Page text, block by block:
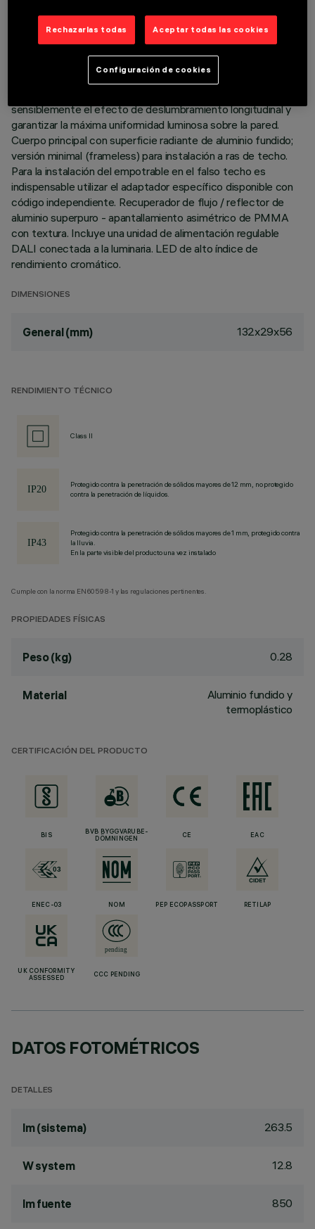
Luminaria miniaturizada lineal empotrable para lámparas LED,
específica para iluminación vertical de las paredes. El sistema
óptico patentado asegura una emisión homogénea y eficaz
en la pared y evita zonas de sombra cerca del techo. El marco
sensiblemente el efecto de deslumbramiento longitudinal y
garantizar la máxima uniformidad luminosa sobre la pared.
Cuerpo principal con superficie radiante de aluminio fundido;
versión minimal (frameless) para instalación a ras de techo.
Para la instalación del empotrable en el falso techo es
indispensable utilizar el adaptador específico disponible con
código independiente. Recuperador de flujo / reflector de
aluminio superpuro - apantallamiento asimétrico de PMMA
con textura. Incluye una unidad de alimentación regulable
DALI conectada a la luminaria. LED de alto índice de
rendimiento cromático.
DIMENSIONES
General (mm) 132x29x56
RENDIMIENTO TÉCNICO
Class II
Protegido contra la penetración de sólidos mayores de 12 mm, no protegido
contra la penetración de líquidos.
Protegido contra la penetración de sólidos mayores de 1 mm, protegido contra
la lluvia.
En la parte visible del producto una vez instalado
Cumple con la norma EN60598-1 y las regulaciones pertinentes.
PROPIEDADES FÍSICAS
Peso (kg) 0.28
Material
Aluminio fundido y
termoplástico
CERTIFICACIÓN DEL PRODUCTO
BIS
BVB BYGGVARUBE-
DÖMNINGEN
CE EAC
ENEC-03 NOM PEP ECOPASSPORT RETILAP
UK CONFORMITY
ASSESSED
CCC PENDING
DATOS FOTOMÉTRICOS
DETALLES
lm (sistema) 263.5
W system 12.8
lm fuente 850
Rechazarlas todas Aceptar todas las cookies
Configuración de cookies